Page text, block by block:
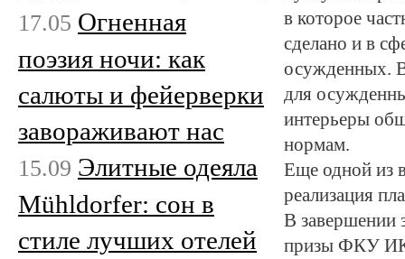
в которое
сделано и в
осужденных.
для
интерьеры
нормам.
Еще одной из
реализация
В завершении
призы ФКУ
17.05 Огненная
поэзия ночи: как
салюты и фейерверки
завораживают нас
15.09 Элитные одеяла
Mühldorfer: сон в
стиле лучших отелей